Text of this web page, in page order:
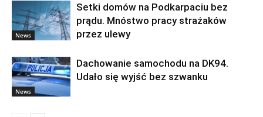
News
Setki domów na Podkarpaciu bez
prądu. Mnóstwo pracy strażaków
przez ulewy
News
Dachowanie samochodu na DK94.
Udało się wyjść bez szwanku